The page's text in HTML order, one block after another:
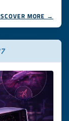
MORE →